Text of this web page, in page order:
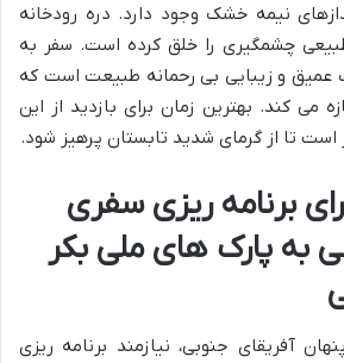
نیمه خشک وجود دارد. دره رودخانه
چشمگیری را خلق کرده است. سفر به
عمیق و زیبایی بی رحمانه طبیعت است که
می کند. بهترین زمان برای بازدید از این
است تا از گرمای شدید تابستان پرهیز شود.
برنامه ریزی سفری
به پارک های ملی بکر
آفریقای جنوبی، نیازمند برنامه ریزی